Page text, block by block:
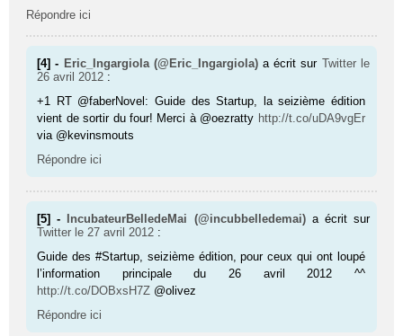
Répondre ici
[4] - Eric_Ingargiola (@Eric_Ingargiola) a écrit sur Twitter le
26 avril 2012 :
+1 RT @faberNovel: Guide des Startup, la seizième édition
vient de sortir du four! Merci à @oezratty http://t.co/uDA9vgEr
via @kevinsmouts
Répondre ici
[5] - IncubateurBelledeMai (@incubbelledemai) a écrit sur
Twitter le 27 avril 2012 :
Guide des #Startup, seizième édition, pour ceux qui ont loupé
l’information principale du 26 avril 2012 ^^
http://t.co/DOBxsH7Z @olivez
Répondre ici